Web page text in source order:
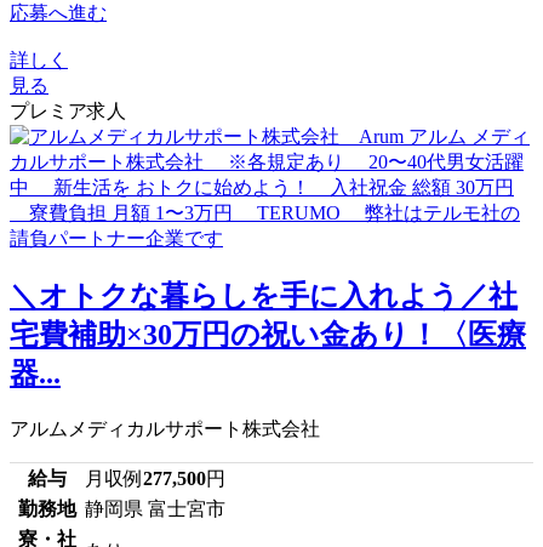
応募へ進む
詳しく
見る
プレミア求人
＼オトクな暮らしを手に入れよう／社
宅費補助×30万円の祝い金あり！〈医療
器...
アルムメディカルサポート株式会社
給与 月収例 277,500円
勤務地 静岡県 富士宮市
寮・社